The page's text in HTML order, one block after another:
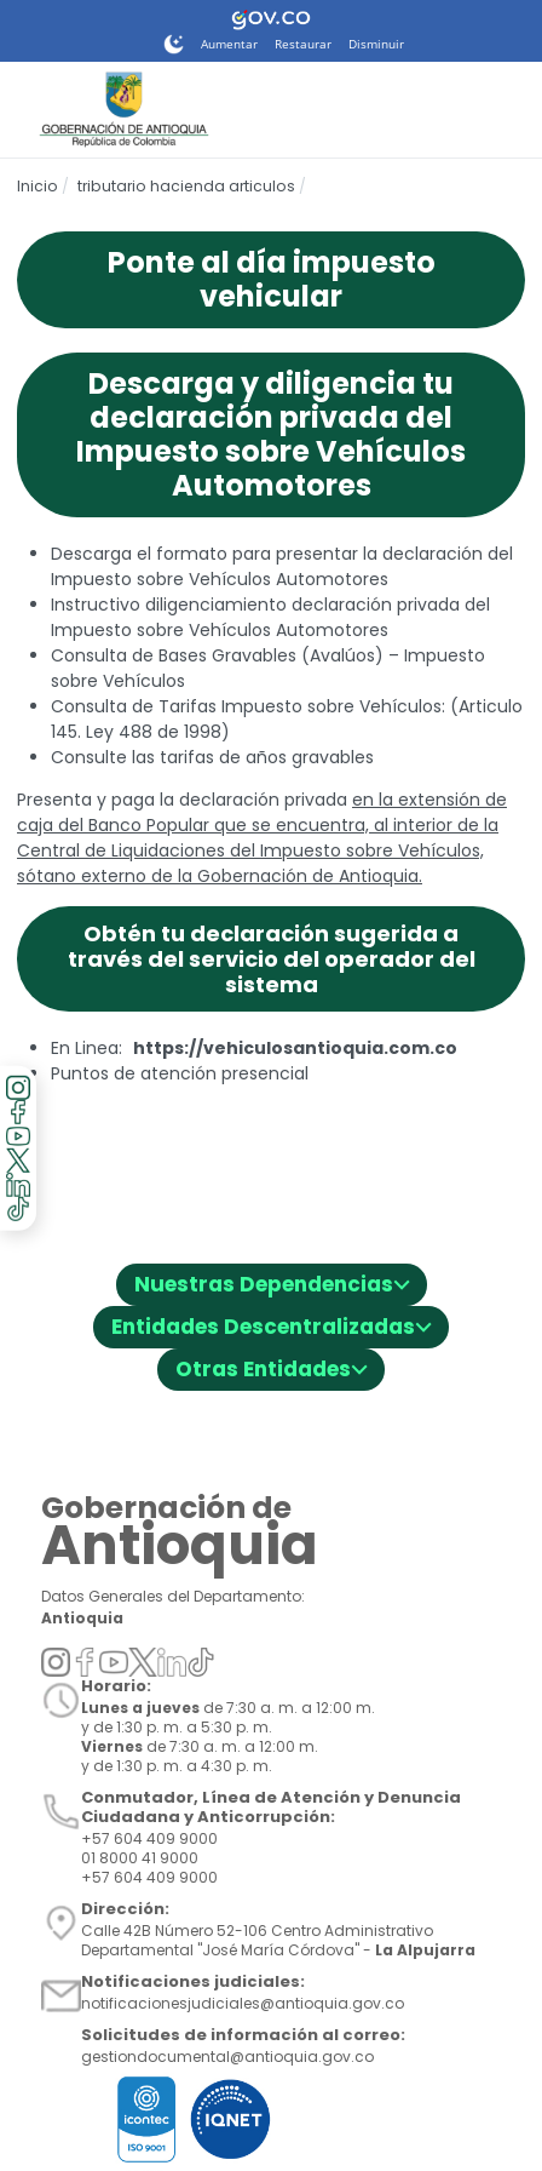
sitio
de
Aumentar Restaurar Disminuir
Inicio tributario hacienda articulos
Ponte al día impuesto
vehicular
Descarga y diligencia tu
declaración privada del
Impuesto sobre Vehículos
Automotores
Descarga el formato para presentar la declaración del
Impuesto sobre Vehículos Automotores
Instructivo diligenciamiento declaración privada del
Impuesto sobre Vehículos Automotores
Consulta de Bases Gravables (Avalúos) – Impuesto
sobre Vehículos
Consulta de Tarifas Impuesto sobre Vehículos: (Articulo
145. Ley 488 de 1998)
Consulte las tarifas de años gravables
Presenta y paga la declaración privada en la extensión de
caja del Banco Popular que se encuentra, al interior de la
Central de Liquidaciones del Impuesto sobre Vehículos,
sótano externo de la Gobernación de Antioquia.
Obtén tu declaración sugerida a
través del servicio del operador del
sistema
En Linea: https://vehiculosantioquia.com.co
Puntos de atención presencial
Nuestras Dependencias⌵
Entidades Descentralizadas⌵
Otras Entidades⌵
Gobernación de
Antioquia
Datos Generales del Departamento:
Antioquia
Horario:
Lunes a jueves de 7:30 a. m. a 12:00 m.
y de 1:30 p. m. a 5:30 p. m.
Viernes de 7:30 a. m. a 12:00 m.
y de 1:30 p. m. a 4:30 p. m.
Conmutador, Línea de Atención y Denuncia
Ciudadana y Anticorrupción:
+57 604 409 9000
01 8000 41 9000
+57 604 409 9000
Dirección:
Calle 42B Número 52-106 Centro Administrativo
Departamental "José María Córdova" - La Alpujarra
Notificaciones judiciales:
notificacionesjudiciales@antioquia.gov.co
Solicitudes de información al correo:
gestiondocumental@antioquia.gov.co